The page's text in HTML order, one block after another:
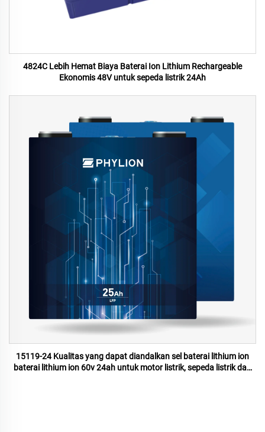
4824C Lebih Hemat Biaya Baterai Ion Lithium Rechargeable
Ekonomis 48V untuk sepeda listrik 24Ah
15119-24 Kualitas yang dapat diandalkan sel baterai lithium ion
baterai lithium ion 60v 24ah untuk motor listrik, sepeda listrik dan